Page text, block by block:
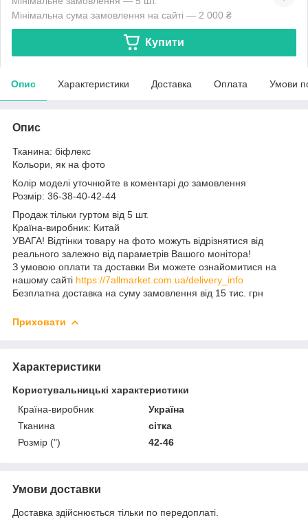
Мінімальна сума замовлення на сайті — 2 000 ₴
Купити
Опис Характеристики Доставка Оплата Умови
Опис
Тканина: біфлекс
Кольори, як на фото
Колір моделі уточнюйте в коментарі до замовлення
Розмір: 36-38-40-42-44
Продаж тільки гуртом від 5 шт.
Країна-виробник: Китай
УВАГА! Відтінки товару на фото можуть відрізнятися від
реального залежно від параметрів Вашого монітора!
З умовою оплати та доставки Ви можете ознайомитися на
нашому сайті https://7allmarket.com.ua/delivery_info
Безплатна доставка на суму замовлення від 15 тис. грн
Приховати
Характеристики
Користувальницькі характеристики
Країна-виробник
Україна
Тканина
сітка
Розмір (")
42-46
Умови доставки
Доставка здійснюється тільки по передоплаті.